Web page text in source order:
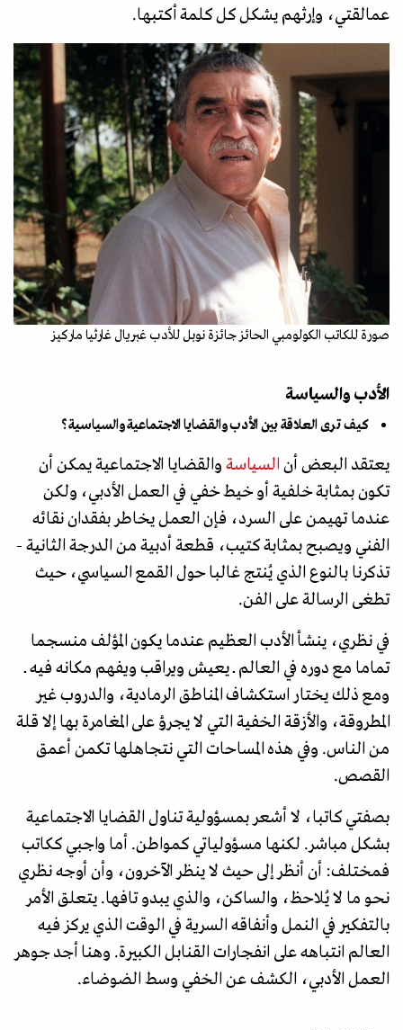
عمالقتي، وإرثهم يشكل كل كلمة أكتبها.
صورة للكاتب الكولومبي الحائز جائزة نوبل للأدب غبريال غارثيا ماركيز
الأدب والسياسة
كيف ترى العلاقة بين الأدب والقضايا الاجتماعية والسياسية؟
يعتقد البعض أن السياسة والقضايا الاجتماعية يمكن أن
تكون بمثابة خلفية أو خيط خفي في العمل الأدبي، ولكن
عندما تهيمن على السرد، فإن العمل يخاطر بفقدان نقائه
الفني ويصبح بمثابة كتيب، قطعة أدبية من الدرجة الثانية -
تذكرنا بالنوع الذي يُنتج غالبا حول القمع السياسي، حيث
تطغى الرسالة على الفن.
في نظري، ينشأ الأدب العظيم عندما يكون المؤلف منسجما
تماما مع دوره في العالم ــ يعيش ويراقب ويفهم مكانه فيه ــ
ومع ذلك يختار استكشاف المناطق الرمادية، والدروب غير
المطروقة، والأزقة الخفية التي لا يجرؤ على المغامرة بها إلا قلة
من الناس. وفي هذه المساحات التي نتجاهلها تكمن أعمق
القصص.
بصفتي كاتبا، لا أشعر بمسؤولية تناول القضايا الاجتماعية
بشكل مباشر. لكنها مسؤولياتي كمواطن. أما واجبي ككاتب
فمختلف: أن أنظر إلى حيث لا ينظر الآخرون، وأن أوجه نظري
نحو ما لا يُلاحظ، والساكن، والذي يبدو تافها. يتعلق الأمر
بالتفكير في النمل وأنفاقه السرية في الوقت الذي يركز فيه
العالم انتباهه على انفجارات القنابل الكبيرة. وهنا أجد جوهر
العمل الأدبي، الكشف عن الخفي وسط الضوضاء.